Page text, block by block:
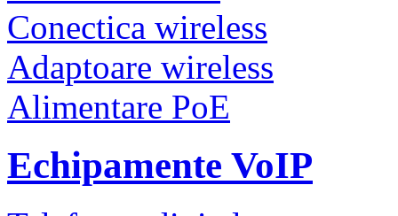
Conectica wireless
Adaptoare wireless
Alimentare PoE
Echipamente VoIP